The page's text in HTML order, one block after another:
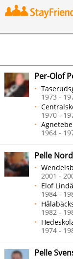
Per-Olof
1973 -
1970 -
1964 -
Pelle
2001 -
Elof
1984 -
1982 -
1974 -
Pelle